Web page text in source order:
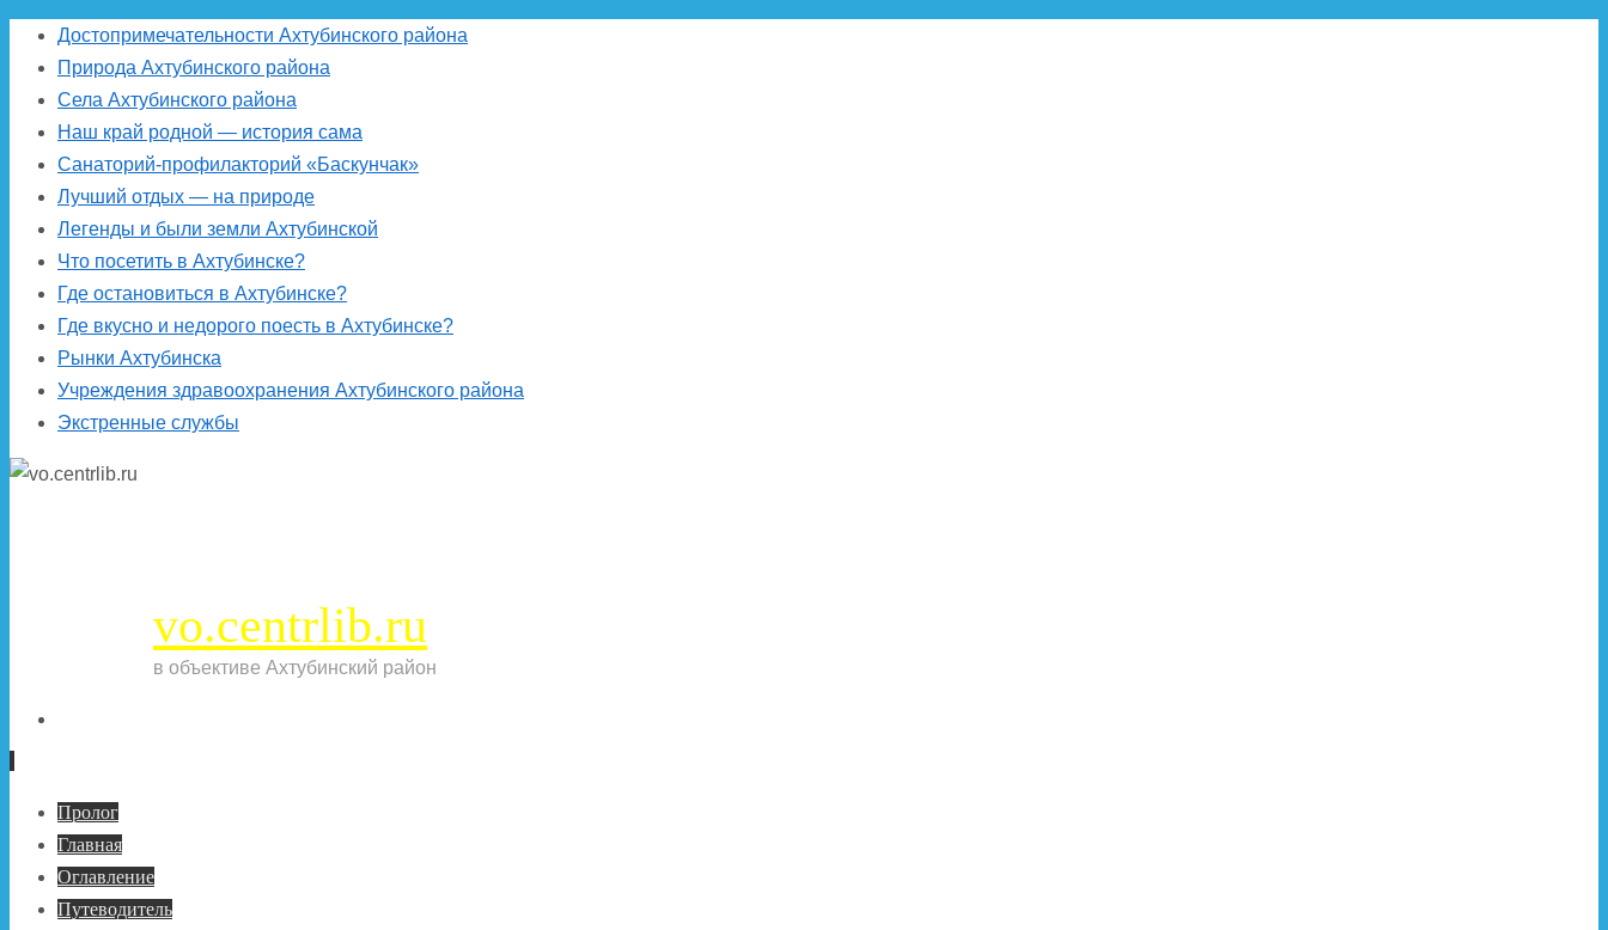
Достопримечательности Ахтубинского района
Природа Ахтубинского района
Села Ахтубинского района
Наш край родной — история сама
Санаторий-профилакторий «Баскунчак»
Лучший отдых — на природе
Легенды и были земли Ахтубинской
Что посетить в Ахтубинске?
Где остановиться в Ахтубинске?
Где вкусно и недорого поесть в Ахтубинске?
Рынки Ахтубинска
Учреждения здравоохранения Ахтубинского района
Экстренные службы
vo.centrlib.ru
в объективе Ахтубинский район
Перейти
содержимому
Пролог
Главная
Оглавление
Путеводитель